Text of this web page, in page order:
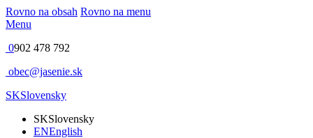
Rovno na obsah Rovno na menu
Menu
0902 478 792
obec@jasenie.sk
SKSlovensky
SKSlovensky
ENEnglish